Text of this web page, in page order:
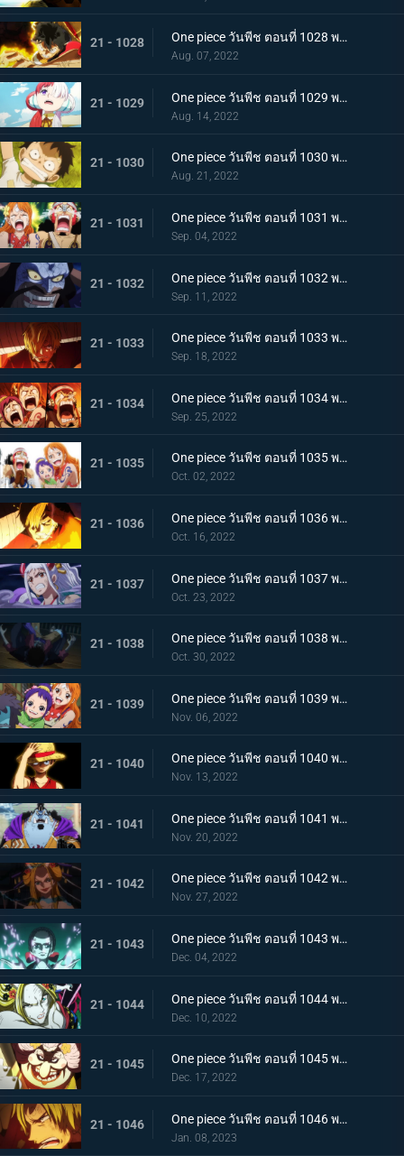
21 - 1028 One piece วันพีช ตอนที่ 1028 พากย์ไทย ก้ามข้ามสี่จักรพรรดิสิ หมัดเหล็กโต้กลับของลูฟี่
Aug. 07, 2022
21 - 1029 One piece วันพีช ตอนที่ 1029 พากย์ไทย ความทรงจำลางเลือน ลูฟี่กับอูตะลูกสาวของผมแดง
Aug. 14, 2022
21 - 1030 One piece วันพีช ตอนที่ 1030 พากย์ไทย คำสาบานต่อยุคสมัยใหม่! ลูฟี่กับอูตะ
Aug. 21, 2022
21 - 1031 One piece วันพีช ตอนที่ 1031 พากย์ไทย นามิตะโกนสุดเสียง เดธเรซแบบจนตรอก
Sep. 04, 2022
21 - 1032 One piece วันพีช ตอนที่ 1032 พากย์ไทย รุ่งอรุณของแคว้นวะ ทุกด้านประจันหน้าสุดเดือด
Sep. 11, 2022
21 - 1033 One piece วันพีช ตอนที่ 1033 พากย์ไทย ชี้ขาด หมัดราชันย์เร่งความเร็วของลูฟี่
Sep. 18, 2022
21 - 1034 One piece วันพีช ตอนที่ 1034 พากย์ไทย ลูฟี่พ่ายแพ้! กลุ่มหมวกฟางตกที่นั่งลำบาก
Sep. 25, 2022
21 - 1035 One piece วันพีช ตอนที่ 1035 พากย์ไทย ร้อยอสูรเหยียบย่ำ สิ้นสมัยตระกูลโคสึกิ
Oct. 02, 2022
21 - 1036 One piece วันพีช ตอนที่ 1036 พากย์ไทย ต่อต้านคืนมืดมิด โชกุนใหญ่แคว้นวะกู่ก้อง
Oct. 16, 2022
21 - 1037 One piece วันพีช ตอนที่ 1037 พากย์ไทย เชื่อในลูฟี่สิ! พันธมิตรเปิดฉากโต้กลับ
Oct. 23, 2022
21 - 1038 One piece วันพีช ตอนที่ 1038 พากย์ไทย ท่าไม้ตายของนามิ! ศึกเสี่ยงตายของโอทามะ
Oct. 30, 2022
21 - 1039 One piece วันพีช ตอนที่ 1039 พากย์ไทย พวกพ้องเพิ่มพรวด กลุ่มหมวกฟางโต้กลับ
Nov. 06, 2022
21 - 1040 One piece วันพีช ตอนที่ 1040 พากย์ไทย ความภาคภูมิใจของนายท้าย จินเบเดือดจัด!
Nov. 13, 2022
21 - 1041 One piece วันพีช ตอนที่ 1041 พากย์ไทย ยอดศึกตัดสินสัตว์ประหลาด! ยามาโตะกับแฟรงกี้
Nov. 20, 2022
21 - 1042 One piece วันพีช ตอนที่ 1042 พากย์ไทย กับดักของผู้ล่า การยั่วยวนของแบล็คมาเรีย
Nov. 27, 2022
21 - 1043 One piece วันพีช ตอนที่ 1043 พากย์ไทย สะบั้นฝันร้าย บรู๊คดึงดาบน้ำแข็งออกจากฝัก
Dec. 04, 2022
21 - 1044 One piece วันพีช ตอนที่ 1044 พากย์ไทย คลัตช์ โรบินสวมอวตารปีศาจ
Dec. 10, 2022
21 - 1045 One piece วันพีช ตอนที่ 1045 พากย์ไทย คำสาป ภัยร้ายคืบคลานหาคิดกับโซโล
Dec. 17, 2022
21 - 1046 One piece วันพีช ตอนที่ 1046 พากย์ไทย เดิมพันใหญ่จะหัวหรือก้อย ปีกคู่ออกโรง
Jan. 08, 2023